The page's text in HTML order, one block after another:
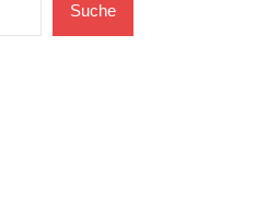
Suche